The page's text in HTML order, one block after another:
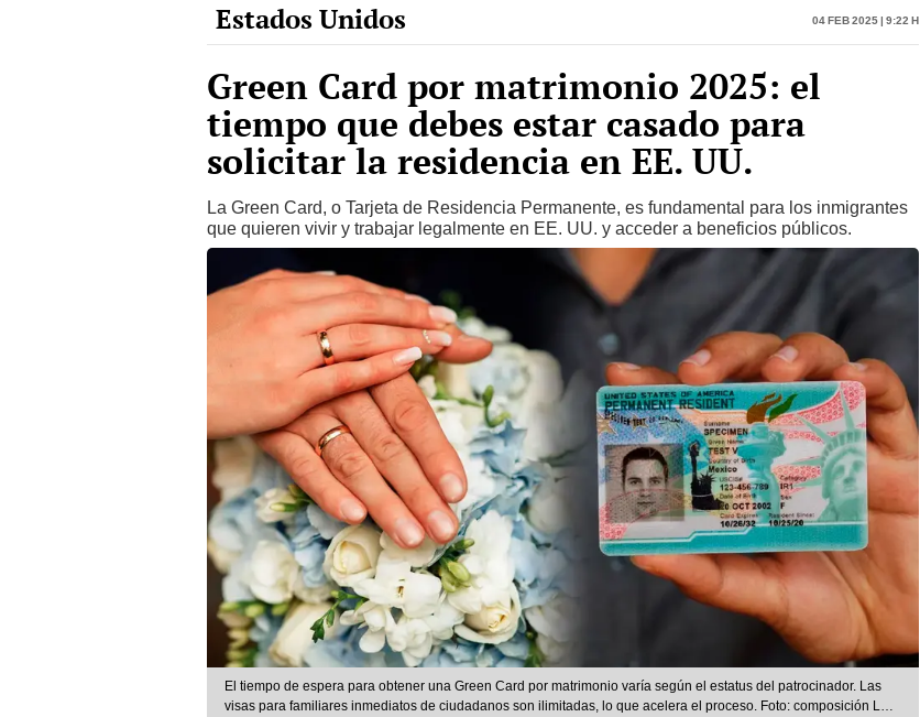
Estados Unidos 04 Feb 2025 | 9:22 h
Green Card por matrimonio 2025: el
tiempo que debes estar casado para
solicitar la residencia en EE. UU.
La Green Card, o Tarjeta de Residencia Permanente, es fundamental para los inmigrantes
que quieren vivir y trabajar legalmente en EE. UU. y acceder a beneficios públicos.
El tiempo de espera para obtener una Green Card por matrimonio varía según el estatus del patrocinador. Las
visas para familiares inmediatos de ciudadanos son ilimitadas, lo que acelera el proceso. Foto: composición LR/